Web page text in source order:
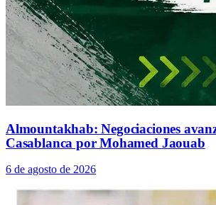
Almountakhab: Negociaciones
Casablanca por Mohamed Jaouab
6 de agosto de 2026